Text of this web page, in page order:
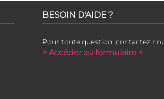
BESOIN D'AIDE ?
Pour toute question, contactez
> Accéder au formulaire <